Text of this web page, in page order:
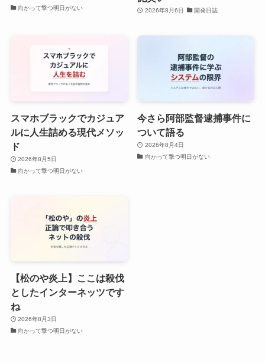
向かって撃つ明日がない
2026年8月6日 開発日誌
スマホブラックでカジュア
ルに人生詰める現代メソッ
ド
2026年8月5日
向かって撃つ明日がない
今さら阿部監督逮捕事件に
ついて語る
2026年8月4日
向かって撃つ明日がない
【松のや炎上】ここは殺伐
としたインターネッツです
ね
2026年8月3日
向かって撃つ明日がない